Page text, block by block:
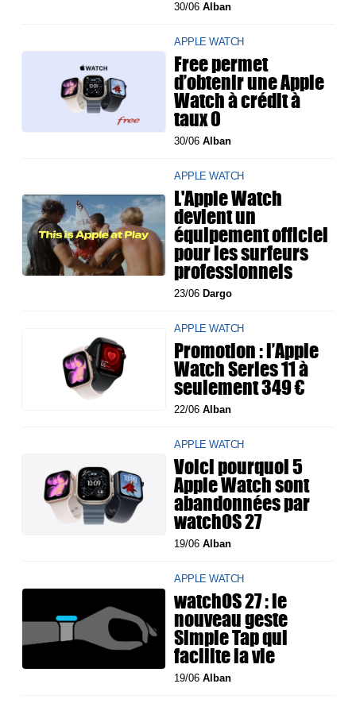
30/06Alban
APPLE WATCH
Free permet
d’obtenir une Apple
Watch à crédit à
taux 0
30/06Alban
APPLE WATCH
L'Apple Watch
devient un
équipement officiel
pour les surfeurs
professionnels
23/06 Dargo
APPLE WATCH
Promotion : l’Apple
Watch Series 11 à
seulement 349 €
22/06Alban
APPLE WATCH
Voici pourquoi 5
Apple Watch sont
abandonnées par
watchOS 27
19/06Alban
APPLE WATCH
watchOS 27 : le
nouveau geste
Simple Tap qui
facilite la vie
19/06Alban